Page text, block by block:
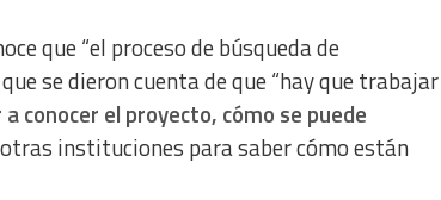
que “el proceso de búsqueda de
se dieron cuenta de que “hay que trabajar
a conocer el proyecto, cómo se puede
instituciones para saber cómo están